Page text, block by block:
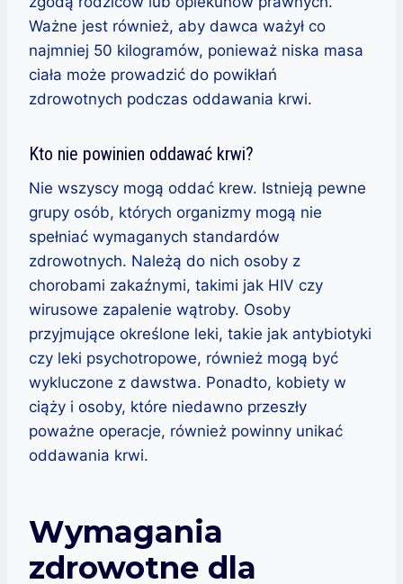
Ważne jest również, aby dawca ważył co
najmniej 50 kilogramów, ponieważ niska masa
ciała może prowadzić do powikłań
zdrowotnych podczas oddawania krwi.
Kto nie powinien oddawać krwi?
Nie wszyscy mogą oddać krew. Istnieją pewne
grupy osób, których organizmy mogą nie
spełniać wymaganych standardów
zdrowotnych. Należą do nich osoby z
chorobami zakaźnymi, takimi jak HIV czy
wirusowe zapalenie wątroby. Osoby
przyjmujące określone leki, takie jak antybiotyki
czy leki psychotropowe, również mogą być
wykluczone z dawstwa. Ponadto, kobiety w
ciąży i osoby, które niedawno przeszły
poważne operacje, również powinny unikać
oddawania krwi.
Wymagania
zdrowotne dla